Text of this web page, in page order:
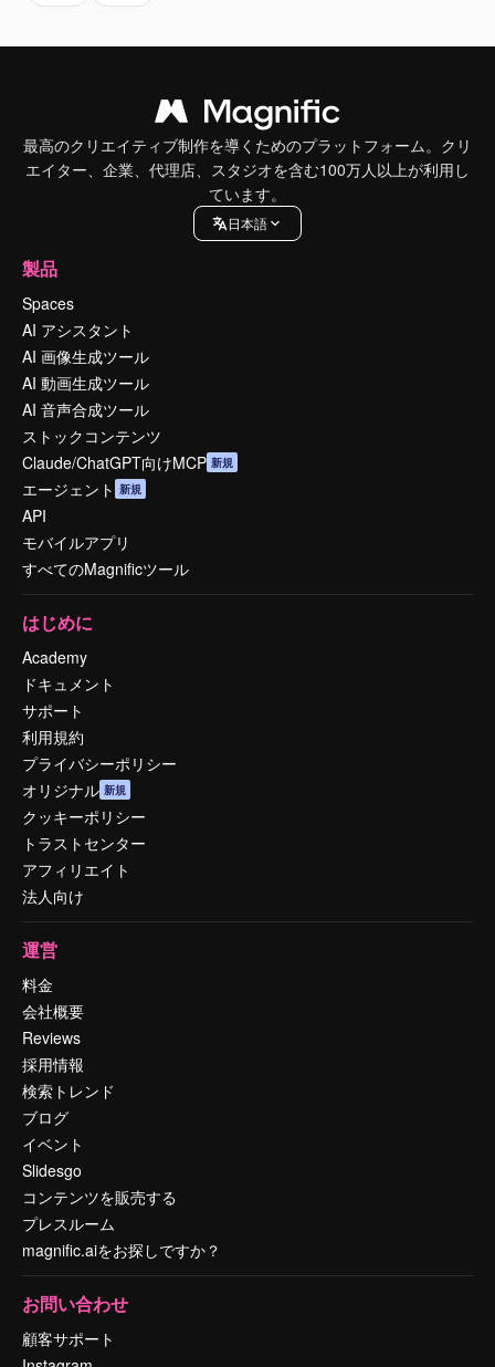
最高のクリエイティブ制作を導くためのプラットフォーム。クリ
エイター、企業、代理店、スタジオを含む100万人以上が利用し
ています。
日本語
製品
Spaces
AI アシスタント
AI 画像生成ツール
AI 動画生成ツール
AI 音声合成ツール
ストックコンテンツ
Claude/ChatGPT向けMCP 新規
エージェント 新規
API
モバイルアプリ
すべてのMagnificツール
はじめに
Academy
ドキュメント
サポート
利用規約
プライバシーポリシー
オリジナル 新規
クッキーポリシー
トラストセンター
アフィリエイト
法人向け
運営
料金
会社概要
Reviews
採用情報
検索トレンド
ブログ
イベント
Slidesgo
コンテンツを販売する
プレスルーム
magnific.aiをお探しですか？
お問い合わせ
顧客サポート